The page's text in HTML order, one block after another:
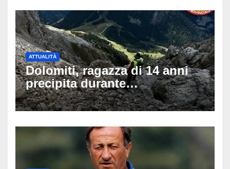
ATTUALITÀ
Dolomiti, ragazza di 14 anni
precipita durante
un’escursione: tragedia sul
Latemar davanti alla famiglia